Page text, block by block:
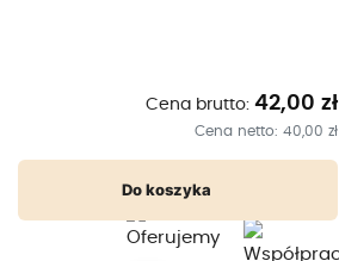
Cena brutto: 42,00 zł
Cena netto: 40,00 zł
Do koszyka